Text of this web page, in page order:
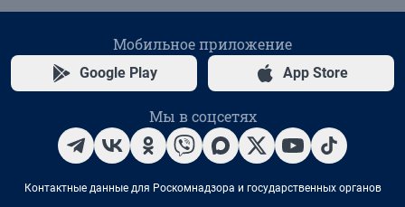
Мобильное приложение
Google Play App Store
Мы в соцсетях
Контактные данные для Роскомнадзора и государственных органов